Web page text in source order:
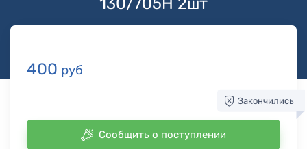
400 руб
Закончились
Сообщить о поступлении